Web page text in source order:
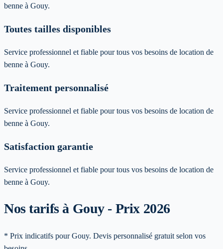
benne à Gouy.
Toutes tailles disponibles
Service professionnel et fiable pour tous vos besoins de location de
benne à Gouy.
Traitement personnalisé
Service professionnel et fiable pour tous vos besoins de location de
benne à Gouy.
Satisfaction garantie
Service professionnel et fiable pour tous vos besoins de location de
benne à Gouy.
Nos tarifs à Gouy - Prix 2026
* Prix indicatifs pour Gouy. Devis personnalisé gratuit selon vos